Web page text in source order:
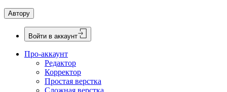
Автору
Войти в аккаунт
Про-аккаунт
Редактор
Корректор
Простая верстка
Сложная верстка